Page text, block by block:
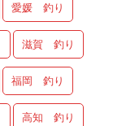
愛媛 釣り
滋賀 釣り
福岡 釣り
高知 釣り